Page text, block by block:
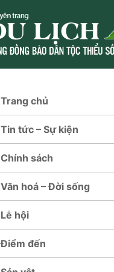
Trang chủ
Tin tức – Sự kiện
Chính sách
Văn hoá – Đời sống
Lễ hội
Điểm đến